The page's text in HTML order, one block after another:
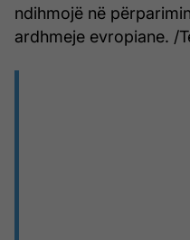
ndihmojë në
ardhmeje evropiane. /